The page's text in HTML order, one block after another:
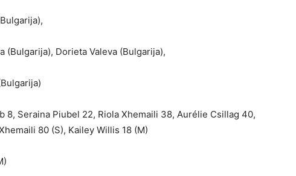
(Bulgarija), Dorieta Valeva (Bulgarija),
8, Seraina Piubel 22, Riola Xhemaili 38, Aurélie Csillag 40,
80 (S), Kailey Willis 18 (M)